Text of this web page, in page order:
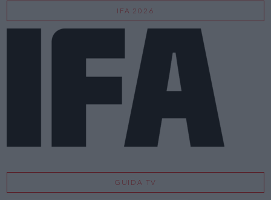
IFA 2026
GUIDA TV